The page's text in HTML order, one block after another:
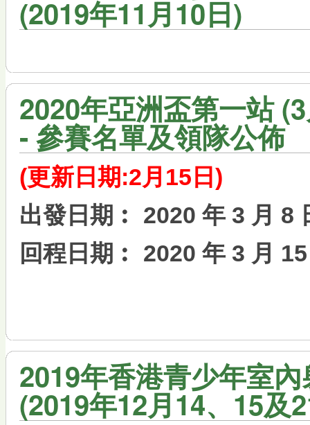
(2019年11月10日)
2020年亞洲盃第一站
- 參賽名單及領隊公佈
(更新日期:2月15日)
出發日期︰ 2020 年 3 月 8
回程日期︰ 2020 年 3 月
2019年香港青少年室
(2019年12月14、15及